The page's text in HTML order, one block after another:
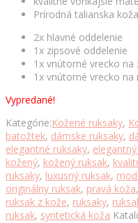
Prírodná talianska koža
2x hlavné oddelenie
1x zipsové oddelenie
1x vnútorné vrecko na
1x vnútorné vrecko
Vypredané!
Kategórie:Kožené ruksaky,
batožtek, dámske ruksaky,
elegantné ruksaky,
kožený, kožený ruksak,
ruksaky, luxusný ruksak,
originálny ruksak, pravá koža,
ruksak z kože, ruksaky,
ruksak, syntetická koža